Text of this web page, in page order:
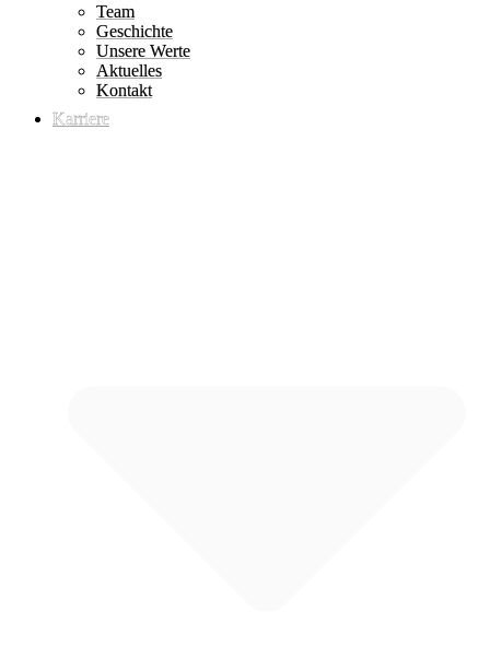
Team
Geschichte
Unsere Werte
Aktuelles
Kontakt
Karriere